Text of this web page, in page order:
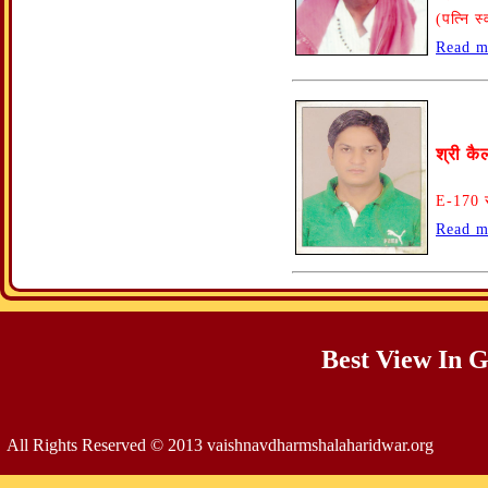
(पत्नि
Read
श्री
E-170
Read
Best View In
All Rights Reserved © 2013 vaishnavdharmshalaharidwar.org